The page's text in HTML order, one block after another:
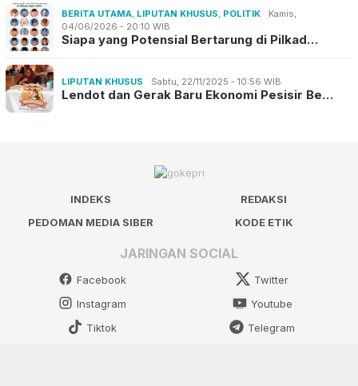
BERITA UTAMA, LIPUTAN KHUSUS, POLITIK
Kamis,
04/06/2026 - 20:10 WIB
Siapa yang Potensial Bertarung di Pilkad…
LIPUTAN KHUSUS Sabtu, 22/11/2025 - 10:56 WIB
Lendot dan Gerak Baru Ekonomi Pesisir Be…
INDEKS
REDAKSI
PEDOMAN MEDIA SIBER
KODE ETIK
JARINGAN SOCIAL
Facebook
Twitter
Instagram
Youtube
Tiktok
Telegram